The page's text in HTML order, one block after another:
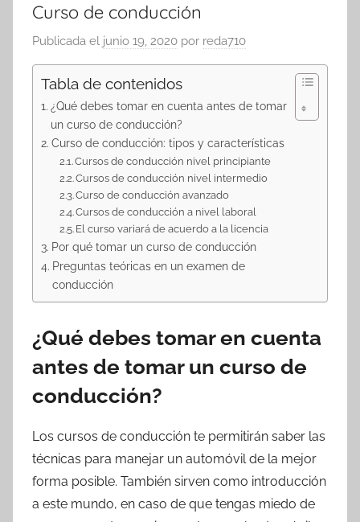
Curso de conducción
Publicada el junio 19, 2020 por reda710
Tabla de contenidos
¿Qué debes tomar en cuenta antes de tomar
un curso de conducción?
Curso de conducción: tipos y características
Cursos de conducción nivel principiante
Cursos de conducción nivel intermedio
Curso de conducción avanzado
Cursos de conducción a nivel laboral
El curso variará de acuerdo a la licencia
Por qué tomar un curso de conducción
Preguntas teóricas en un examen de
conducción
¿Qué debes tomar en cuenta
antes de tomar un curso de
conducción?
Los cursos de conducción te permitirán saber las
técnicas para manejar un automóvil de la mejor
forma posible. También sirven como introducción
a este mundo, en caso de que tengas miedo de